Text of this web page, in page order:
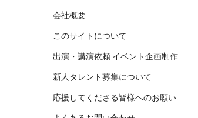
会社概要
このサイトについて
出演・講演依頼 イベント企画制作
新人タレント募集について
応援してくださる皆様へのお願い